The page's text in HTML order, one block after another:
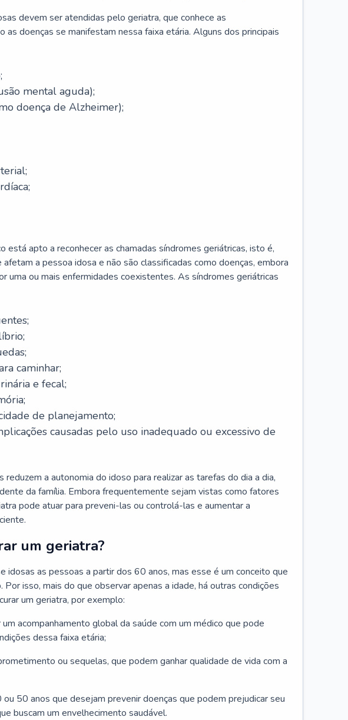
devem ser atendidas pelo geriatra, que conhece as
as doenças se manifestam nessa faixa etária. Alguns dos principais
mental aguda);
doença de Alzheimer);
está apto a reconhecer as chamadas síndromes geriátricas, isto é,
a pessoa idosa e não são classificadas como doenças, embora
uma ou mais enfermidades coexistentes. As síndromes geriátricas
caminhar;
e fecal;
de planejamento;
causadas pelo uso inadequado ou excessivo de
reduzem a autonomia do idoso para realizar as tarefas do dia a dia,
da família. Embora frequentemente sejam vistas como fatores
pode atuar para preveni-las ou controlá-las e aumentar a
um geriatra?
idosas as pessoas a partir dos 60 anos, mas esse é um conceito que
Por isso, mais do que observar apenas a idade, há outras condições
um geriatra, por exemplo:
acompanhamento global da saúde com um médico que pode
dessa faixa etária;
ou sequelas, que podem ganhar qualidade de vida com a
50 anos que desejam prevenir doenças que podem prejudicar seu
buscam um envelhecimento saudável.